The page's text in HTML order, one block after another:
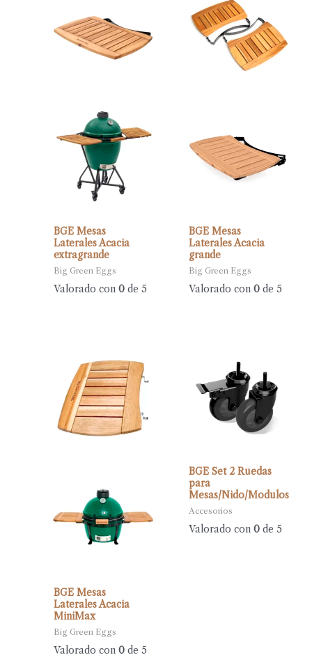
BGE Mesas
Laterales Acacia
extragrande
Big Green Eggs
Valorado con0 de 5
BGE Mesas
Laterales Acacia
grande
Big Green Eggs
Valorado con 0de 5
BGE Mesas
Laterales Acacia
MiniMax
Big Green Eggs
Valorado con0 de 5
BGE Set 2 Ruedas
para
Mesas/Nido/Modulos
Accesorios
Valorado con 0de 5